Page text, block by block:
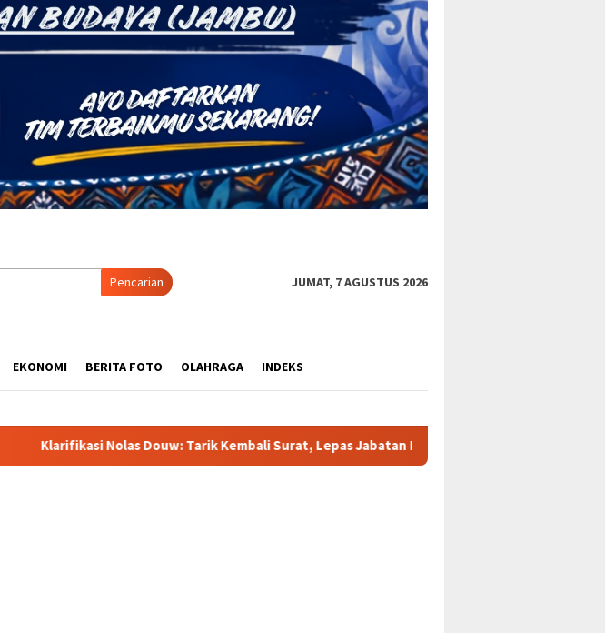
Pencarian JUMAT, 7 AGUSTUS 2026
EKONOMI BERITA FOTO OLAHRAGA INDEKS
Kembali Surat, Lepas Jabatan Ketua BMP Dogiyai dan Putus Hubungan Secara Mutlak